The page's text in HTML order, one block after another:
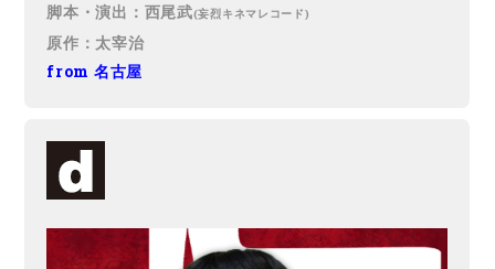
脚本・演出：西尾武(妄烈キネマレコード)
原作：太宰治
from 名古屋